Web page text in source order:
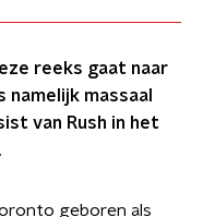
reeks gaat naar
massaal
van Rush in het
geboren als